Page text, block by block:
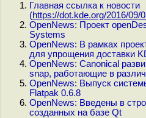
Главная ссылка к новости
(https://dot.kde.org/2016/09/
OpenNews: Проект
Systems
OpenNews: В рамках
для упрощения доставки
OpenNews: Canonical
snap, работающие в
OpenNews: Выпуск
Flatpak 0.6.8
OpenNews: Введены в
созданных на базе Qt